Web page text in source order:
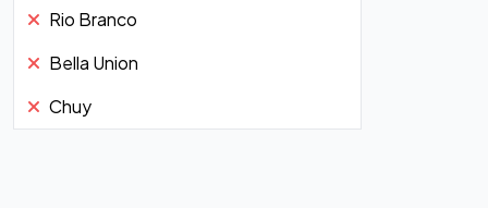
Rio Branco
Bella Union
Chuy